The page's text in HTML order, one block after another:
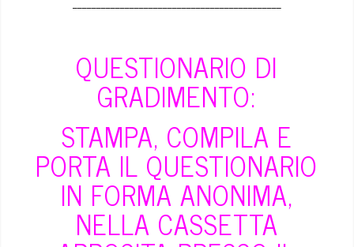
QUESTIONARIO DI
GRADIMENTO:
STAMPA, COMPILA E
PORTA IL QUESTIONARIO
IN FORMA ANONIMA,
NELLA CASSETTA